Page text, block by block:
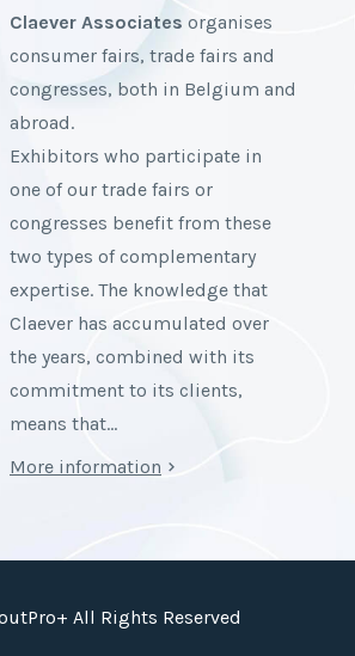
Claever Associates organises
consumer fairs, trade fairs and
congresses, both in Belgium and
abroad.
Exhibitors who participate in
one of our trade fairs or
congresses benefit from these
two types of complementary
expertise. The knowledge that
Claever has accumulated over
the years, combined with its
commitment to its clients,
means that…
More information
All Rights Reserved